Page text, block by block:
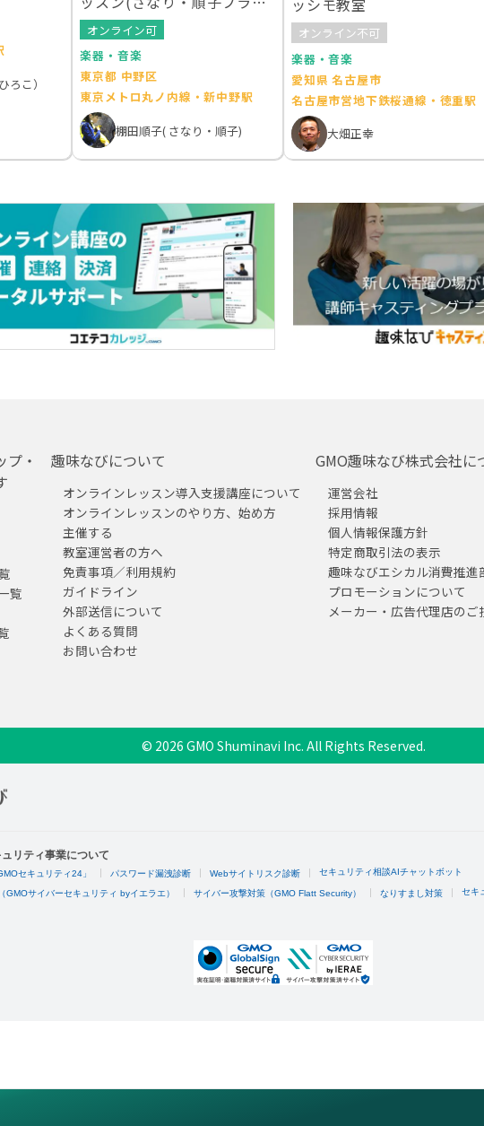
ろこ）
ンコ教室)
オンライン可
楽器・音楽
東京都 中野区
東京メトロ丸ノ内線・新中野駅
棚田順子( さなり・順子)
ッシモ教室
オンライン不可
楽器・音楽
愛知県 名古屋市
名古屋市営地下鉄桜通線・徳重駅
大畑正幸
・
覧
趣味なびについて
オンラインレッスン導入支援講座について
オンラインレッスンのやり方、始め方
主催する
教室運営者の方へ
免責事項／利用規約
ガイドライン
外部送信について
よくある質問
お問い合わせ
GMO趣味なび株式会社に
運営会社
採用情報
個人情報保護方針
特定商取引法の表示
趣味なびエシカル消費推進
プロモーションについて
メーカー・広告代理店のご
© 2026 GMO Shuminavi Inc. All Rights Reserved.